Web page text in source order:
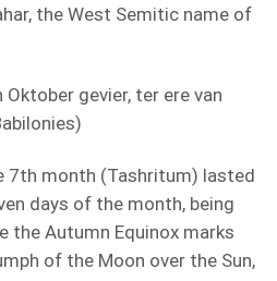
the West Semitic name of
gevier, ter ere van
7th month (Tashritum) lasted
days of the month, being
the Autumn Equinox marks
of the Moon over the Sun,